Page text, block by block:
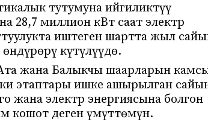
тутумуна ийгиликтүү
28,7 миллион кВт саат электр
иштеген шартта жыл
күтүлүүдө.
жана Балыкчы шаарларын
этаптары ишке ашырылган
жана электр энергиясына болгон
кошот деген үмүттөмүн.